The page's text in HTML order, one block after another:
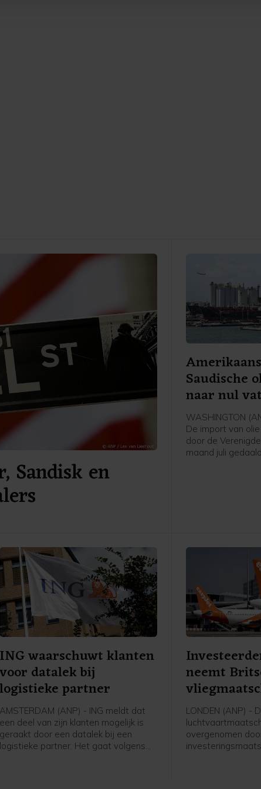
Sandisk en
Saudische
naar nul
WASHINGTON
De import van
door de
maand juli
enkel vat
geïmporteerd in
ING waarschuwt klanten
voor datalek bij
logistieke partner
AMSTERDAM (ANP) - ING meldt dat
een deel van zijn klanten mogelijk is
geraakt door een datalek bij een
logistieke partner. Het gaat volgens
neemt
easyJet over
LONDEN (ANP) -
overgenomen